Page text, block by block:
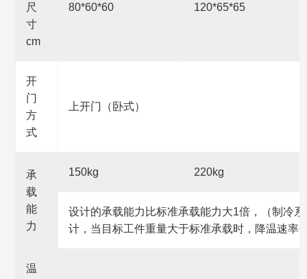
尺
寸
cm
80*60*60 120*65*65
开
门
方
式
上开门（卧式）
承
载
能
力
150kg 220kg
设计的承载能力比标准承载能力大1倍，（制冷
计，当目标工件重量大于标准承载时，降温速率
温